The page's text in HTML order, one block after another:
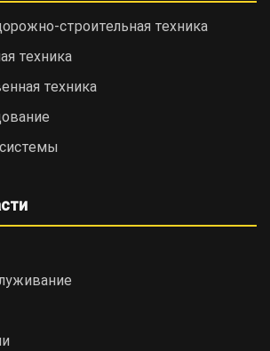
cтроительная техника
техника
техника